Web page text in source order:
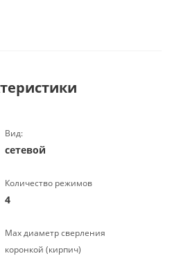
Вид:
сетевой
Количество режимов
4
Max диаметр сверления
коронкой (кирпич)